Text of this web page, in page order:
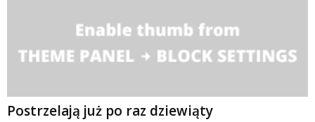
Postrzelają już po raz dziewiąty